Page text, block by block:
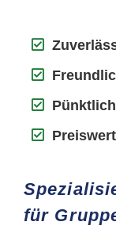
Pünktlich
Preiswert
für